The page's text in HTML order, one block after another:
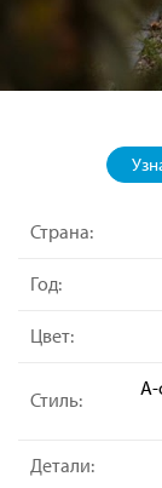
Страна:
Год:
Цвет:
Стиль:
А-
Детали: